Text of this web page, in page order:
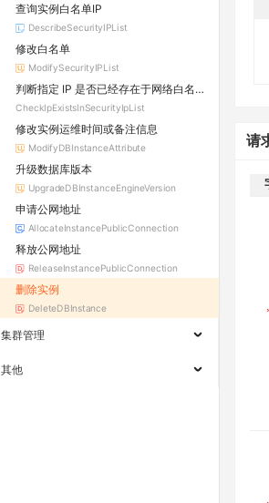
查询实例白名单IP
DescribeSecurityIPList
修改白名单
ModifySecurityIPList
判断指定 IP 是否已经存在于网络白名单组
CheckIpExistsInSecurityIpList
修改实例运维时间或备注信息
ModifyDBInstanceAttribute
升级数据库版本
UpgradeDBInstanceEngineVersion
申请公网地址
AllocateInstancePublicConnection
释放公网地址
ReleaseInstancePublicConnection
删除实例
DeleteDBInstance
集群管理
其他
请